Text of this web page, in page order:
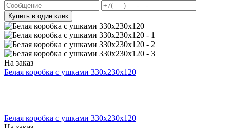
Купить в один клик
На заказ
Белая коробка с ушками 330х230х120
Белая коробка с ушками 330х230х120